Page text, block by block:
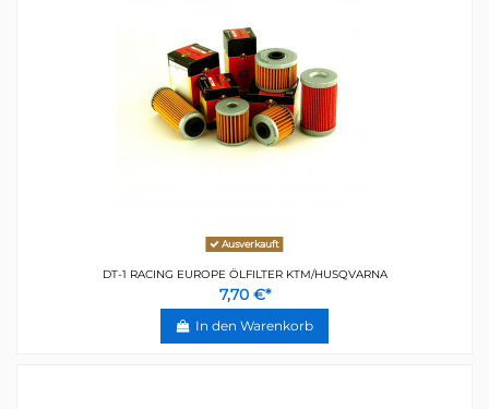
Ausverkauft
DT-1 RACING EUROPE ÖLFILTER KTM/HUSQVARNA
7,70 €*
In den Warenkorb